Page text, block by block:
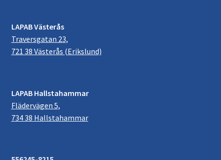
LAPAB Västerås
Traversgatan 23,
721 38 Västerås (Erikslund)
LAPAB Hallstahammar
Flädervägen 5,
734 38 Hallstahammar